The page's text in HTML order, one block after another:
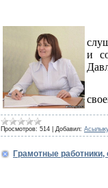
и
Просмотров: 514 Добавил:
Грамотные